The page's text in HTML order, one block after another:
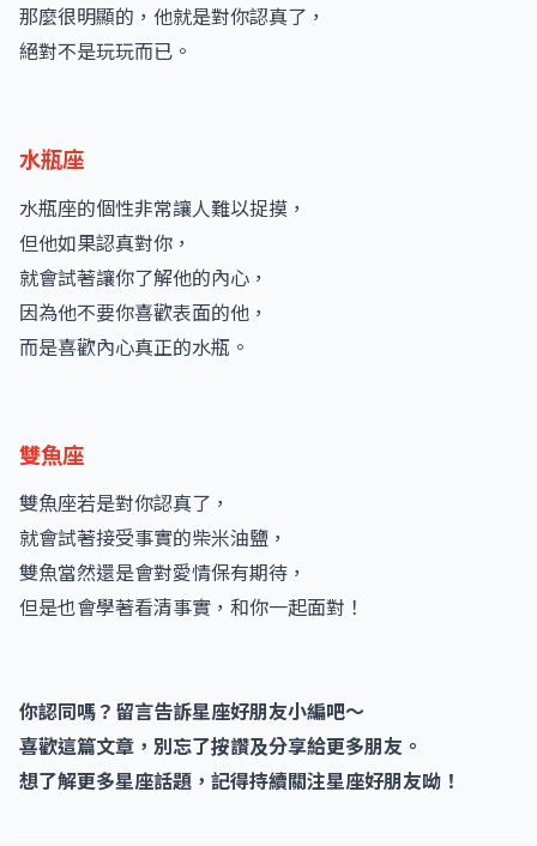
那麼很明顯的，他就是對你認真了，
絕對不是玩玩而已。
水瓶座
水瓶座的個性非常讓人難以捉摸，
但他如果認真對你，
就會試著讓你了解他的內心，
因為他不要你喜歡表面的他，
而是喜歡內心真正的水瓶。
雙魚座
雙魚座若是對你認真了，
就會試著接受事實的柴米油鹽，
雙魚當然還是會對愛情保有期待，
但是也會學著看清事實，和你一起面對！
你認同嗎？留言告訴星座好朋友小編吧～
喜歡這篇文章，別忘了按讚及分享給更多朋友。
想了解更多星座話題，記得持續關注星座好朋友呦！